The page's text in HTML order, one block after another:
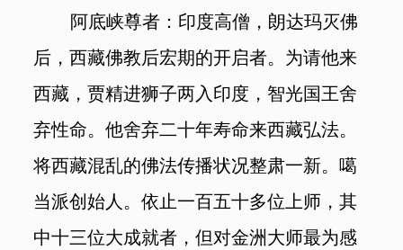
阿底峡尊者：印度高僧，朗达玛灭佛
后，西藏佛教后宏期的开启者。为请他来
西藏，贾精进狮子两入印度，智光国王舍
弃性命。他舍弃二十年寿命来西藏弘法。
将西藏混乱的佛法传播状况整肃一新。噶
当派创始人。依止一百五十多位上师，其
中十三位大成就者，但对金洲大师最为感